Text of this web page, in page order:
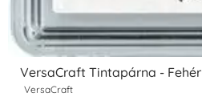
VersaCraft Tintapárna - Fehér
VersaCraft